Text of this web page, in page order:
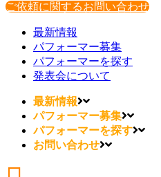
ご依頼に関するお問い合わせ
最新情報
パフォーマー募集
パフォーマーを探す
発表会について
最新情報
パフォーマー募集
パフォーマーを探す
お問い合わせ